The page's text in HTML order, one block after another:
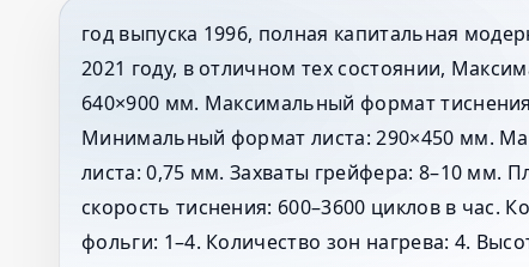
год выпуска 1996, полная капитальная
2021 году, в отличном тех состоянии,
640×900 мм. Максимальный формат
Минимальный формат листа: 290×450 мм.
листа: 0,75 мм. Захваты грейфера: 8–10 мм.
скорость тиснения: 600–3600 циклов в час.
фольги: 1–4. Количество зон нагрева: 4.